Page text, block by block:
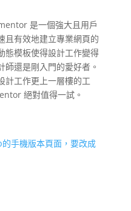
是一個強大且用戶
且有效地建立專業網頁的
態模板使得設計工作變得
師還是剛入門的愛好者。
計工作更上一層樓的工
絕對值得一試。
手機版本頁面，要改成